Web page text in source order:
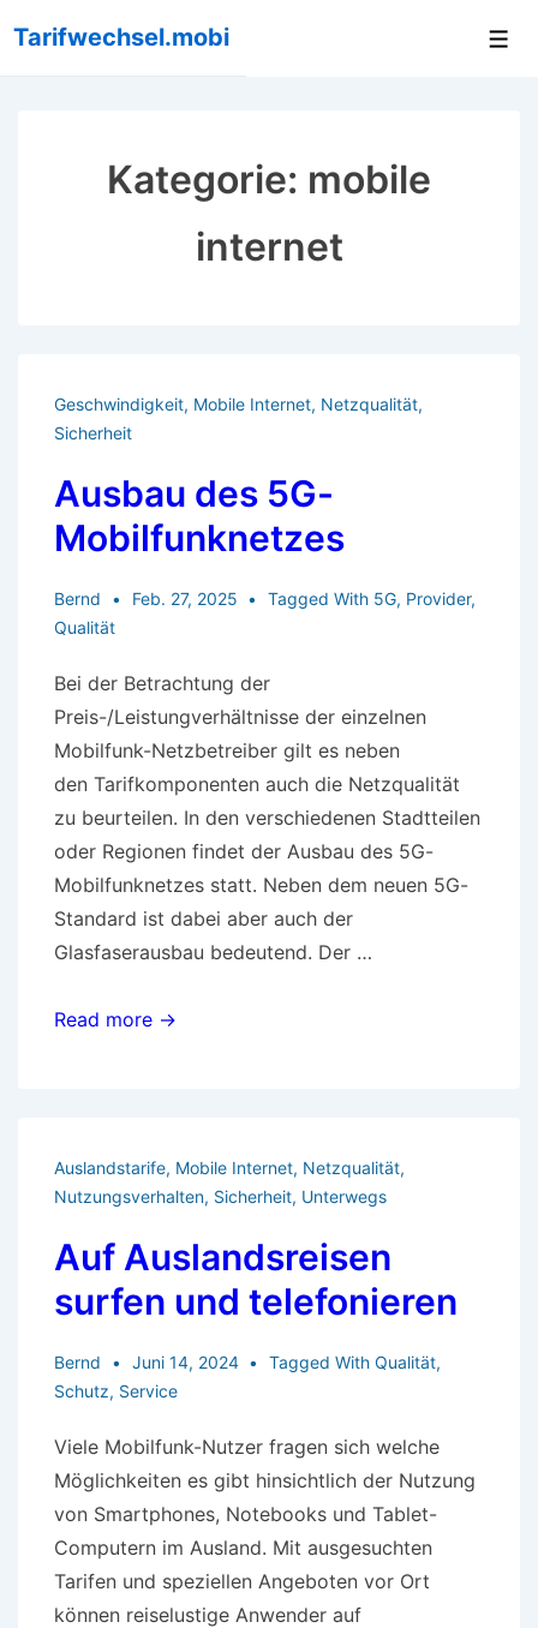
Zum
Tarifwechsel.mobi
Kategorie: mobile
internet
Geschwindigkeit, Mobile Internet, Netzqualität,
Sicherheit
Ausbau des 5G-
Mobilfunknetzes
Bernd Feb. 27, 2025 Tagged With 5G, Provider,
Qualität
Bei der Betrachtung der
Preis-/Leistungverhältnisse der einzelnen
Mobilfunk-Netzbetreiber gilt es neben
den Tarifkomponenten auch die Netzqualität
zu beurteilen. In den verschiedenen Stadtteilen
oder Regionen findet der Ausbau des 5G-
Mobilfunknetzes statt. Neben dem neuen 5G-
Standard ist dabei aber auch der
Glasfaserausbau bedeutend. Der …
Ausbau
Read more →
Auslandstarife, Mobile Internet, Netzqualität,
Nutzungsverhalten, Sicherheit, Unterwegs
Auf Auslandsreisen
surfen und telefonieren
Bernd Juni 14, 2024 Tagged WithQualität,
Schutz, Service
Viele Mobilfunk-Nutzer fragen sich welche
Möglichkeiten es gibt hinsichtlich der Nutzung
von Smartphones, Notebooks und Tablet-
Computern im Ausland. Mit ausgesuchten
Tarifen und speziellen Angeboten vor Ort
können reiselustige Anwender auf